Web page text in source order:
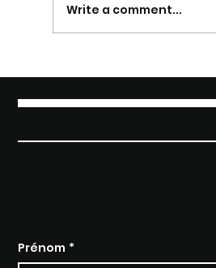
Prénom *
Write a comment...